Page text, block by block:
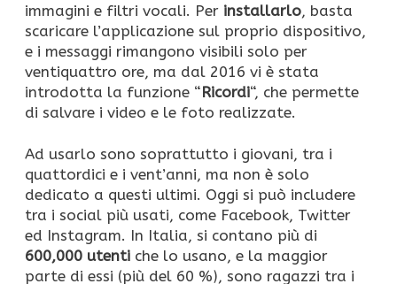
immagini e filtri vocali. Per installarlo, basta
scaricare l’applicazione sul proprio dispositivo,
e i messaggi rimangono visibili solo per
ventiquattro ore, ma dal 2016 vi è stata
introdotta la funzione “Ricordi“, che permette
di salvare i video e le foto realizzate.
Ad usarlo sono soprattutto i giovani, tra i
quattordici e i vent’anni, ma non è solo
dedicato a questi ultimi. Oggi si può includere
tra i social più usati, come Facebook, Twitter
ed Instagram. In Italia, si contano più di
600,000 utenti che lo usano, e la maggior
parte di essi (più del 60 %), sono ragazzi tra i